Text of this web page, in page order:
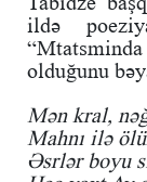
ildə
olduğunu
Mən kral,
Mahnı ilə
Əsrlər boyu